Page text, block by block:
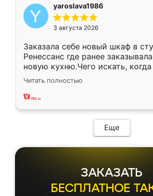
yaroslava1986
3 августа 2026
Заказала себе новый шкаф в
Ренессанс где ранее
новую кухню.Чего искать,
вполне довольна. Служит кухня
два года, нареканий нет.
Читать полностью
Еще
ЗАКАЗАТЬ
БЕСПЛАТНОЕ